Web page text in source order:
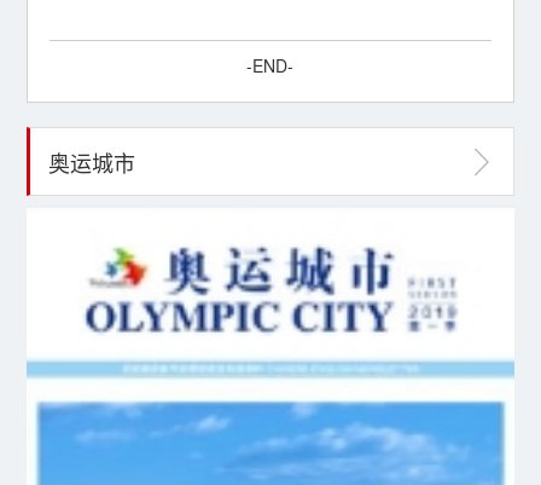
-END-
奥运城市